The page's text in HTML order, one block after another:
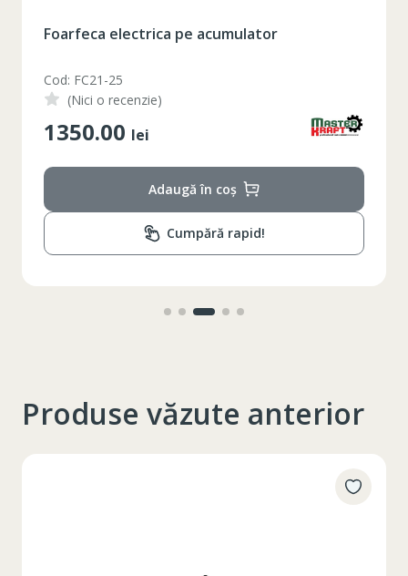
XS S M L
2XL
Marime
Circumferinta pieptului 86-96
Circumferinta taliei 74-78
Foarfeca electrica pe acumulator
Cod: FC21-25
(Nici o recenzie)
1350.00 lei
Adaugă în coș
Cumpără rapid!
Produse văzute anterior